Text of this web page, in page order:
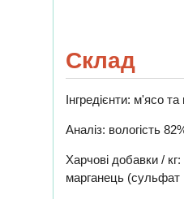
Склад
Інгредієнти: м'ясо
Аналіз: вологість
Харчові добавки /
марганець (сульфат